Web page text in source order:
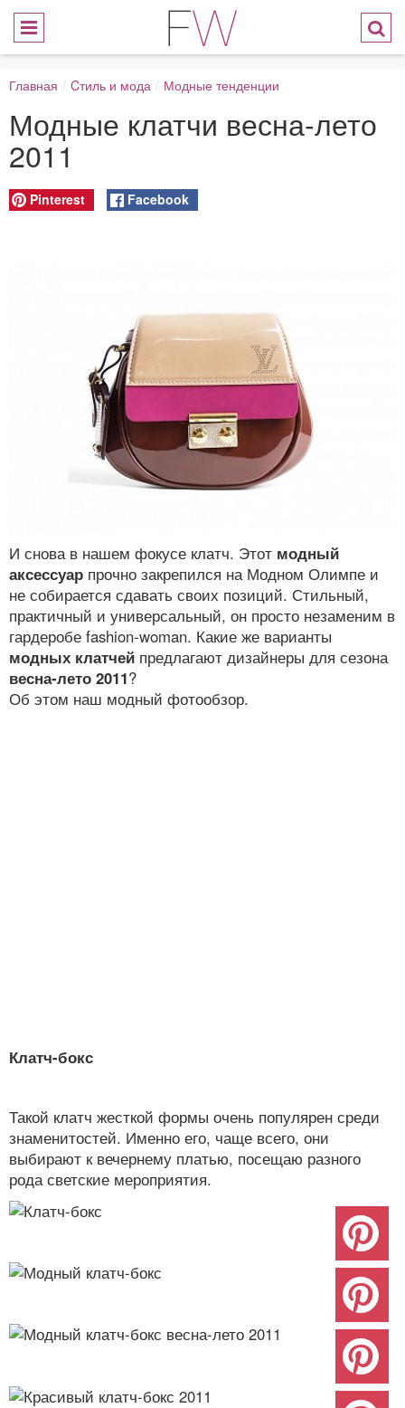
Главная / Cтиль и мода / Модные тенденции
Модные клатчи весна-лето
2011
Pinterest Facebook
И снова в нашем фокусе клатч. Этот модный
аксессуар прочно закрепился на Модном Олимпе и
не собирается сдавать своих позиций. Стильный,
практичный и универсальный, он просто незаменим в
гардеробе fashion-woman. Какие же варианты
модных клатчей предлагают дизайнеры для сезона
весна-лето 2011?
Об этом наш модный фотообзор.
Клатч-бокс
Такой клатч жесткой формы очень популярен среди
знаменитостей. Именно его, чаще всего, они
выбирают к вечернему платью, посещаю разного
рода светские мероприятия.